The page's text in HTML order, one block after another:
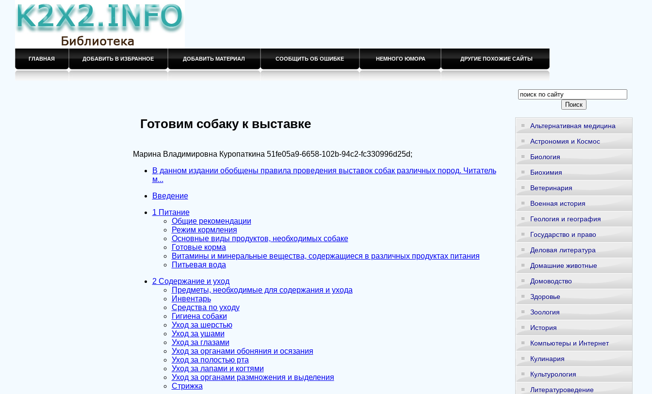
ГЛАВНАЯ ДОБАВИТЬ В ИЗБРАННОЕ ДОБАВИТЬ МАТЕРИАЛ СООБЩИТЬ ОБ ОШИБКЕ НЕМНОГО ЮМОРА ДРУГИЕ ПОХОЖИЕ САЙТЫ
Готовим собаку к выставке
Марина Владимировна Куропаткина 51fe05a9-6658-102b-94c2-fc330996d25d;
В данном издании обобщены правила проведения выставок собак различных пород. Читатель
м...
Введение
1 Питание
Общие рекомендации
Режим кормления
Основные виды продуктов, необходимых собаке
Готовые корма
Витамины и минеральные вещества, содержащиеся в различных продуктах питания
Питьевая вода
2 Содержание и уход
Предметы, необходимые для содержания и ухода
Инвентарь
Средства по уходу
Гигиена собаки
Уход за шерстью
Уход за ушами
Уход за глазами
Уход за органами обоняния и осязания
Уход за полостью рта
Уход за лапами и когтями
Уход за органами размножения и выделения
Стрижка
Альтернативная медицина
Астрономия и Космос
Биология
Биохимия
Ветеринария
Военная история
Геология и география
Государство и право
Деловая литература
Домашние животные
Домоводство
Здоровье
Зоология
История
Компьютеры и Интернет
Кулинария
Культурология
Литературоведение